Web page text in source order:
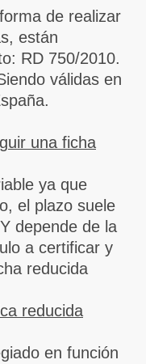
de realizar
están
RD 750/2010.
válidas en
una ficha
ya que
el plazo suele
depende de la
a certificar y
reducida
reducida
en función